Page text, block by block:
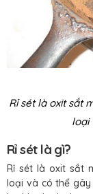
Rỉ sét là oxit sắt
loại
Rỉ sét là gì?
Rỉ sét là oxit sắt
loại và có thể gây